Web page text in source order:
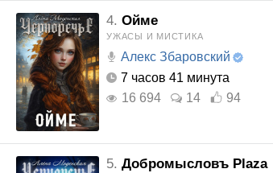
4. Ойме
УЖАСЫ И МИСТИКА
Алекс Збаровский
7 часов 41 минута
16 694
14 94
5. Добромысловъ Plaza